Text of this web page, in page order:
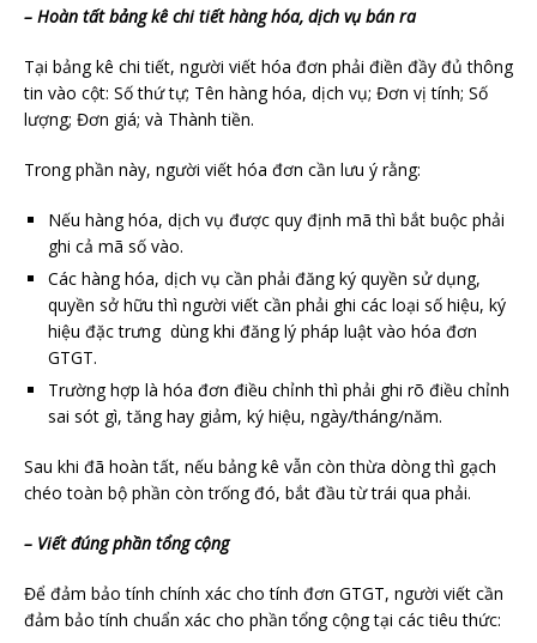
– Hoàn tất bảng kê chi tiết hàng hóa, dịch vụ bán ra
Tại bảng kê chi tiết, người viết hóa đơn phải điền đầy đủ thông
tin vào cột: Số thứ tự; Tên hàng hóa, dịch vụ; Đơn vị tính; Số
lượng; Đơn giá; và Thành tiền.
Trong phần này, người viết hóa đơn cần lưu ý rằng:
Nếu hàng hóa, dịch vụ được quy định mã thì bắt buộc phải
ghi cả mã số vào.
Các hàng hóa, dịch vụ cần phải đăng ký quyền sử dụng,
quyền sở hữu thì người viết cần phải ghi các loại số hiệu, ký
hiệu đặc trưng dùng khi đăng lý pháp luật vào hóa đơn
GTGT.
Trường hợp là hóa đơn điều chỉnh thì phải ghi rõ điều chỉnh
sai sót gì, tăng hay giảm, ký hiệu, ngày/tháng/năm.
Sau khi đã hoàn tất, nếu bảng kê vẫn còn thừa dòng thì gạch
chéo toàn bộ phần còn trống đó, bắt đầu từ trái qua phải.
– Viết đúng phần tổng cộng
Để đảm bảo tính chính xác cho tính đơn GTGT, người viết cần
đảm bảo tính chuẩn xác cho phần tổng cộng tại các tiêu thức: